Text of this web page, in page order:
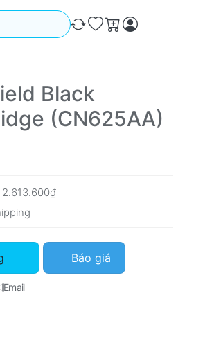
xuất hiện khi bạn nhập. Nhấn phím
So sánh
Ưa thích
Giỏ hàng
Black
(CN625AA)
2.613.600₫
Black Original Ink Cartridge (CN625AA)
Báo giá
Email